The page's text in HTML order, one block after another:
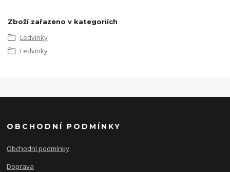
Zboží zařazeno v kategoriích
Ledvinky
Ledvinky
OBCHODNÍ PODMÍNKY
Obchodní podmínky
Doprava